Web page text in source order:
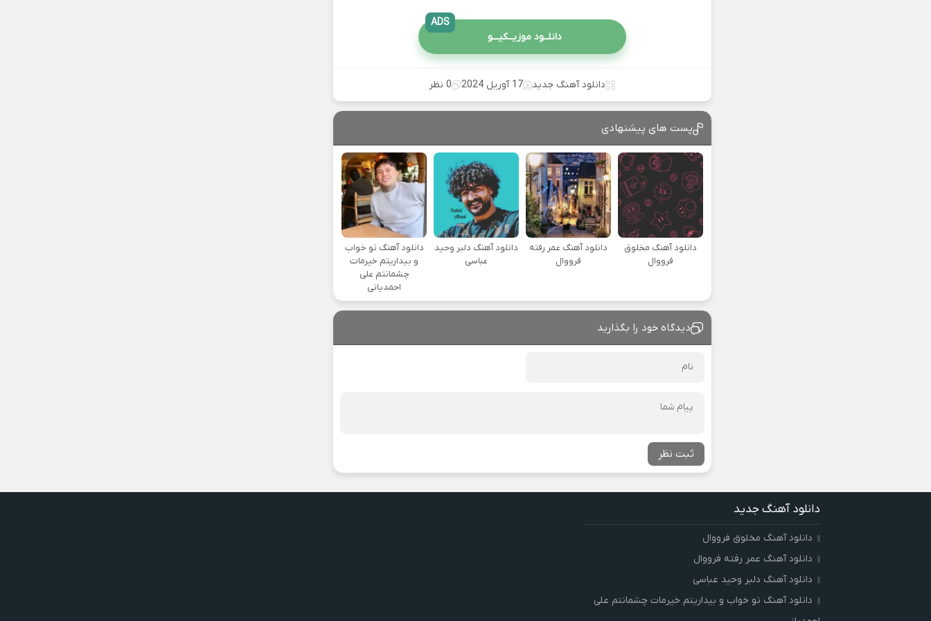
دانلــود موزیــکیـــو
ADS
دانلود آهنگ جدید 17 آوریل 2024 0 نظر
پست های پیشنهادی
دانلود آهنگ مخلوق
فرووال
دانلود آهنگ عمر رفته
فرووال
دانلود آهنگ دلبر وحید
عباسی
دانلود آهنگ تو خواب
و بیداریتم خیرمات
چشمانتم علی
احمدیانی
دیدگاه خود را بگذارید
ثبت نظر
دانلود آهنگ جدید
دانلود آهنگ مخلوق فرووال
دانلود آهنگ عمر رفته فرووال
دانلود آهنگ دلبر وحید عباسی
دانلود آهنگ تو خواب و بیداریتم خیرمات چشمانتم علی